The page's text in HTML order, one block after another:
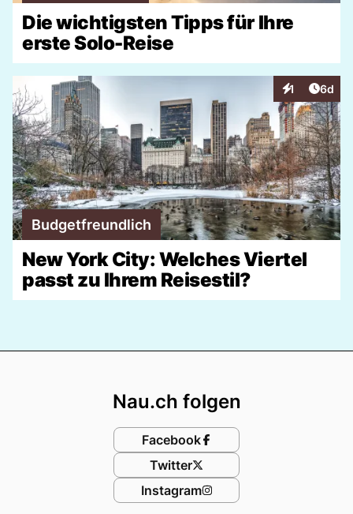
Die wichtigsten Tipps für Ihre
erste Solo-Reise
1
Interaktionen
6d
Budgetfreundlich
New York City: Welches Viertel
passt zu Ihrem Reisestil?
Nau.ch folgen
Facebook
Twitter
Instagram